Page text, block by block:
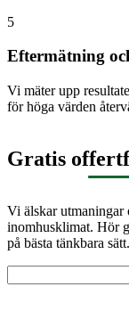
5
Eftermätning
Vi mäter upp
för höga värden
Gratis
Vi älskar utmaningar
inomhusklimat. Hör
på bästa tänkbara sätt.